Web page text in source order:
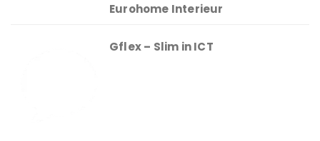
Eurohome Interieur
Gflex – Slim in ICT